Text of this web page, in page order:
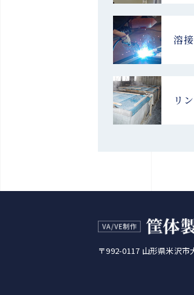
溶接
リ
〒992-0117 山形県米沢市